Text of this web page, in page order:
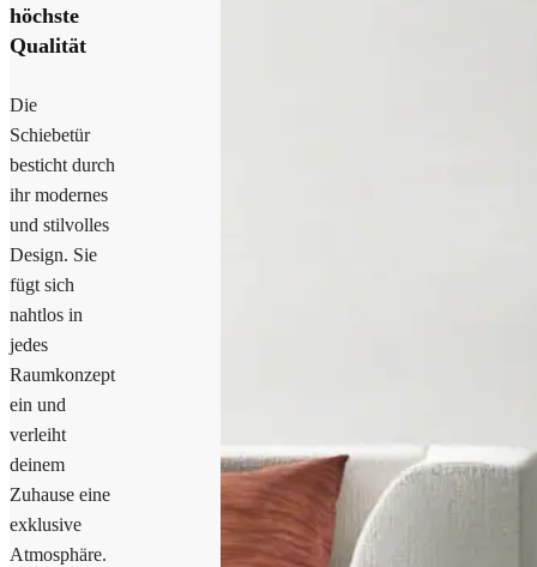
höchste
Qualität
Die
Schiebetür
besticht durch
ihr modernes
und stilvolles
Design. Sie
fügt sich
nahtlos in
jedes
Raumkonzept
ein und
verleiht
deinem
Zuhause eine
exklusive
Atmosphäre.